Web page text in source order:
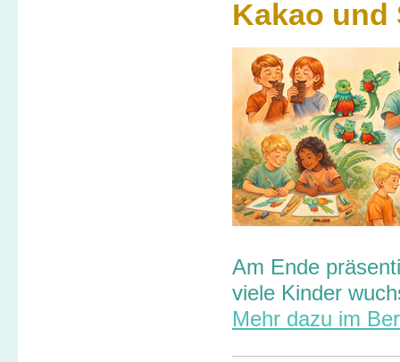
Kakao und
Am Ende
viele Kinder
Mehr dazu im